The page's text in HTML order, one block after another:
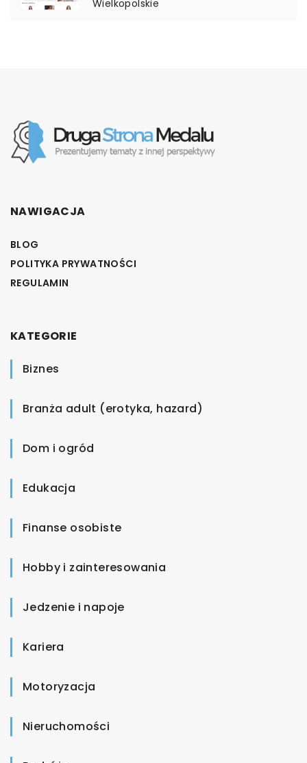
Wielkopolskie
NAWIGACJA
BLOG
POLITYKA PRYWATNOŚCI
REGULAMIN
KATEGORIE
Biznes
Branża adult (erotyka, hazard)
Dom i ogród
Edukacja
Finanse osobiste
Hobby i zainteresowania
Jedzenie i napoje
Kariera
Motoryzacja
Nieruchomości